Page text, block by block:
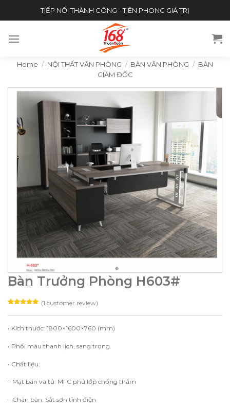
to
TIẾP NỐI THÀNH CÔNG - TIÊN PHONG GIÁ TRỊ
Home / NỘI THẤT VĂN PHÒNG / BÀN VĂN PHÒNG / BÀN
GIÁM ĐỐC
Bàn Trưởng Phòng H603#
out of 5
customer
(1 customer review)
• Kích thước: 1800×1600×760 (mm)
• Phối màu thanh lịch, sang trọng
• Chất liệu:
– Mặt bàn và tủ: MFC phủ lớp chống thấm
– Chân bàn: Sắt sơn tĩnh điện